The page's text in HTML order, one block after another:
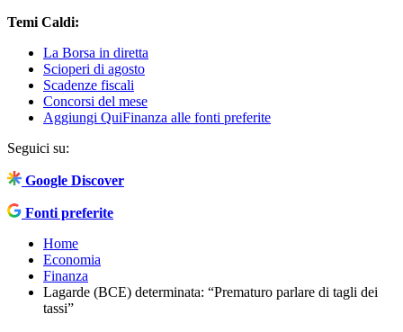
Temi Caldi:
La Borsa in diretta
Scioperi di agosto
Scadenze fiscali
Concorsi del mese
Aggiungi QuiFinanza alle fonti preferite
Seguici su:
Google Discover
Fonti preferite
Home
Economia
Finanza
Lagarde (BCE) determinata: “Prematuro parlare di tagli dei
tassi”